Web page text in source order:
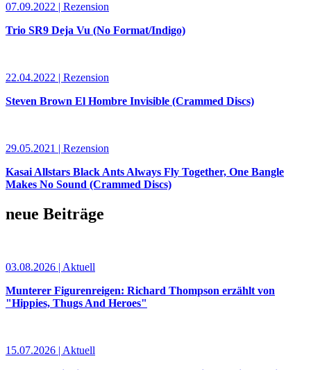
07.09.2022 | Rezension
Trio SR9 Deja Vu (No Format/Indigo)
22.04.2022 | Rezension
Steven Brown El Hombre Invisible (Crammed Discs)
29.05.2021 | Rezension
Kasai Allstars Black Ants Always Fly Together, One Bangle
Makes No Sound (Crammed Discs)
neue Beiträge
03.08.2026 | Aktuell
Munterer Figurenreigen: Richard Thompson erzählt von
"Hippies, Thugs And Heroes"
15.07.2026 | Aktuell